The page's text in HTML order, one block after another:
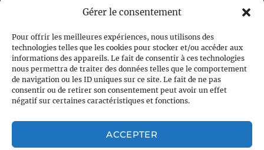
Gérer le consentement
Pour offrir les meilleures expériences, nous utilisons des
technologies telles que les cookies pour stocker et/ou accéder aux
informations des appareils. Le fait de consentir à ces technologies
nous permettra de traiter des données telles que le comportement
de navigation ou les ID uniques sur ce site. Le fait de ne pas
consentir ou de retirer son consentement peut avoir un effet
négatif sur certaines caractéristiques et fonctions.
ACCEPTER
NEWSLETTER